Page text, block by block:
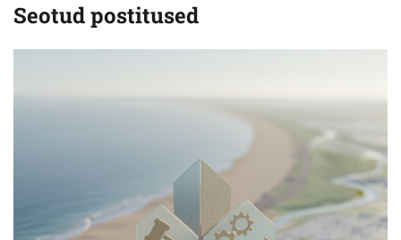
Seotud postitused